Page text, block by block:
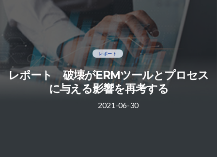
レポート
レポート 破壊がERMツールとプロセス
に与える影響を再考する
2021-06-30